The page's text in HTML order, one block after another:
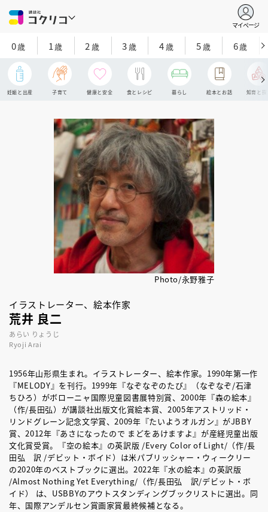
マイページ
0歳 1歳 2 歳 3歳 4歳 5歳 6歳
妊娠と出産 子育て 健康と安全 食とレシピ 暮らし 絵本とお話 知育と探
Photo/永野雅子
イラストレーター、絵本作家
荒井 良二
あらい りょうじ
Ryoji Arai
1956年山形県生まれ。イラストレーター、絵本作家。1990年第一作
『MELODY』を刊行。1999年『なぞなぞのたび』（なぞなぞ/石津
ちひろ）がボローニャ国際児童図書展特別賞、2000年『森の絵本』
（作/長田弘）が講談社出版文化賞絵本賞、2005年アストリッド・
リンドグレーン記念文学賞、2009年『たいようオルガン』がJBBY
賞、2012年『あさになったので まどをあけますよ』が産経児童出版
文化賞受賞。『空の絵本』の英訳版 /Every Color of Light/（作/長
田弘 訳 /デビット・ボイド）は米パブリッシャー・ウィークリー
の2020年のベストブックに選出。2022年『水の絵本』の英訳版
/Almost Nothing Yet Everything/（作/長田弘 訳/デビット・ボ
イド） は、USBBYのアウトスタンディングブックリストに選出。同
年、国際アンデルセン賞画家賞最終候補となる。